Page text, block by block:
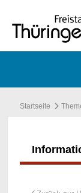
Startseite